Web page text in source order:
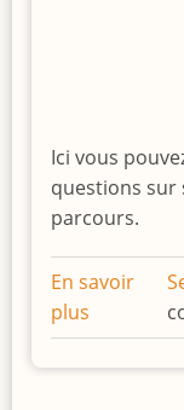
Ici vous
questions sur
parcours.
En savoir
plus
Le
forum